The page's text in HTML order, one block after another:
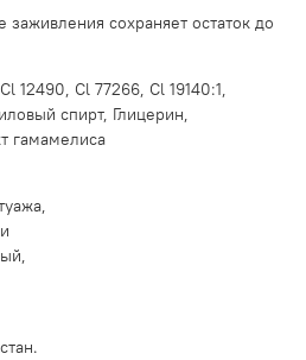
сохраняет остаток до
12490, Cl 77266, Cl 19140:1,
спирт, Глицерин,
гамамелиса